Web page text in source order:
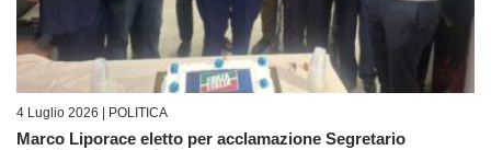
4 Luglio 2026 | POLITICA
Marco Liporace eletto per acclamazione Segretario